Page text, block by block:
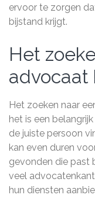
ervoor te zorgen
bijstand krijgt.
Het
advocaat
Het zoeken naar
het is een
de juiste persoon
kan even duren
gevonden die past
veel
hun diensten